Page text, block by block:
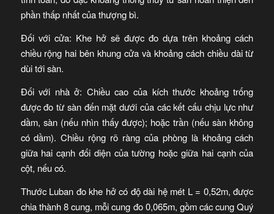
phần thấp nhất của thượng bì.
Đối với cửa: Khe hở sẽ được đo dựa trên khoảng cách
chiều rộng hai bên khung cửa và khoảng cách chiều dài từ
dùi tới sàn.
Đối với nhà ở: Chiều cao của kích thước khoảng trống
được đo từ sàn đến mặt dưới của các kết cấu chịu lực như
dầm, sàn (nếu nhìn thấy được); hoặc trần (nếu sàn không
có dầm). Chiều rộng rõ ràng của phòng là khoảng cách
giữa hai cạnh đối diện của tường hoặc giữa hai cạnh của
cột, nếu có.
Thước Luban đo khe hở có độ dài hệ mét L = 0,52m, được
chia thành 8 cung, mỗi cung đo 0,065m, gồm các cung Quý